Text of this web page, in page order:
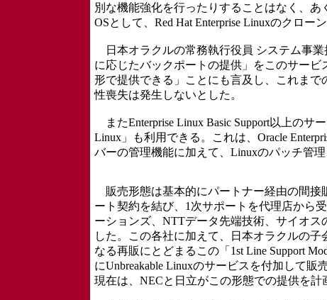
別な機能強化を行ったりすることはなく、
OSとして、Red Hat Enterprise Linuxのクロ
日本オラクルの常務執行役員 システム事業
に応じたバックポートの提供」をこのサー
形で提供できる」ことにも言及し、これま
性喪失は発生しないとした。
またEnterprise Linux Basic Support以上のサ
Linux」も利用できる。これは、Oracle
バーの管理機能に加えて、Linuxのパッチ管
販売形態は基本的にパートナー経由の間接
ート契約を結び、1次サポートを代理店から
ーションズ、NTTデータ先端技術、サイオ
した。この各社に加えて、日本オラクルの
なる再販にとどまるこの「1st Line Support
にUnbreakable Linuxのサービスを付加して販
現在は、NECと日立がこの形態での提供を計